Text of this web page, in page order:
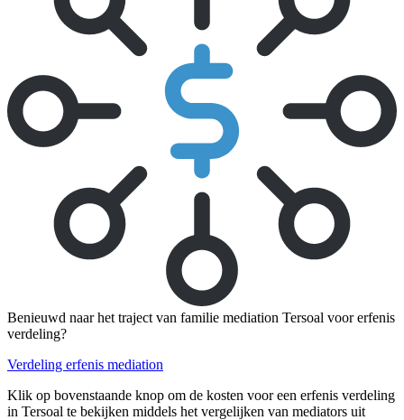
Benieuwd naar het traject van familie mediation Tersoal voor erfenis
verdeling?
Verdeling erfenis mediation
Klik op bovenstaande knop om de kosten voor een erfenis verdeling
in Tersoal te bekijken middels het vergelijken van mediators uit